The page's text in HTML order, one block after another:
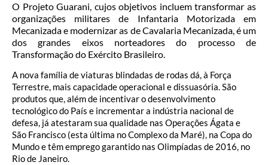
O Projeto Guarani, cujos objetivos incluem transformar as
organizações militares de Infantaria Motorizada em
Mecanizada e modernizar as de Cavalaria Mecanizada, é um
dos grandes eixos norteadores do processo de
Transformação do Exército Brasileiro.
A nova família de viaturas blindadas de rodas dá, à Força
Terrestre, mais capacidade operacional e dissuasória. São
produtos que, além de incentivar o desenvolvimento
tecnológico do País e incrementar a indústria nacional de
defesa, já atestaram sua qualidade nas Operações Ágata e
São Francisco (esta última no Complexo da Maré), na Copa do
Mundo e têm emprego garantido nas Olimpíadas de 2016, no
Rio de Janeiro.